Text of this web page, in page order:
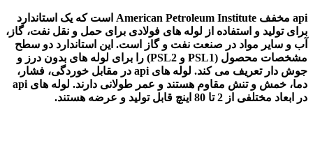
api مخفف American Petroleum Institute است که یک استاندارد
برای تولید و استفاده از لوله های فولادی برای حمل و نقل نفت، گاز،
آب و سایر مواد در صنعت نفت و گاز است. این استاندارد دو سطح
مشخصات محصول (PSL1 و PSL2) را برای لوله های بدون درز و
جوش دار تعریف می کند. لوله های api در مقابل خوردگی، فشار،
دما، خمش و تنش مقاوم هستند و عمر طولانی دارند. لوله های api
در ابعاد مختلفی از 2 تا 80 اینچ قابل تولید و عرضه هستند.